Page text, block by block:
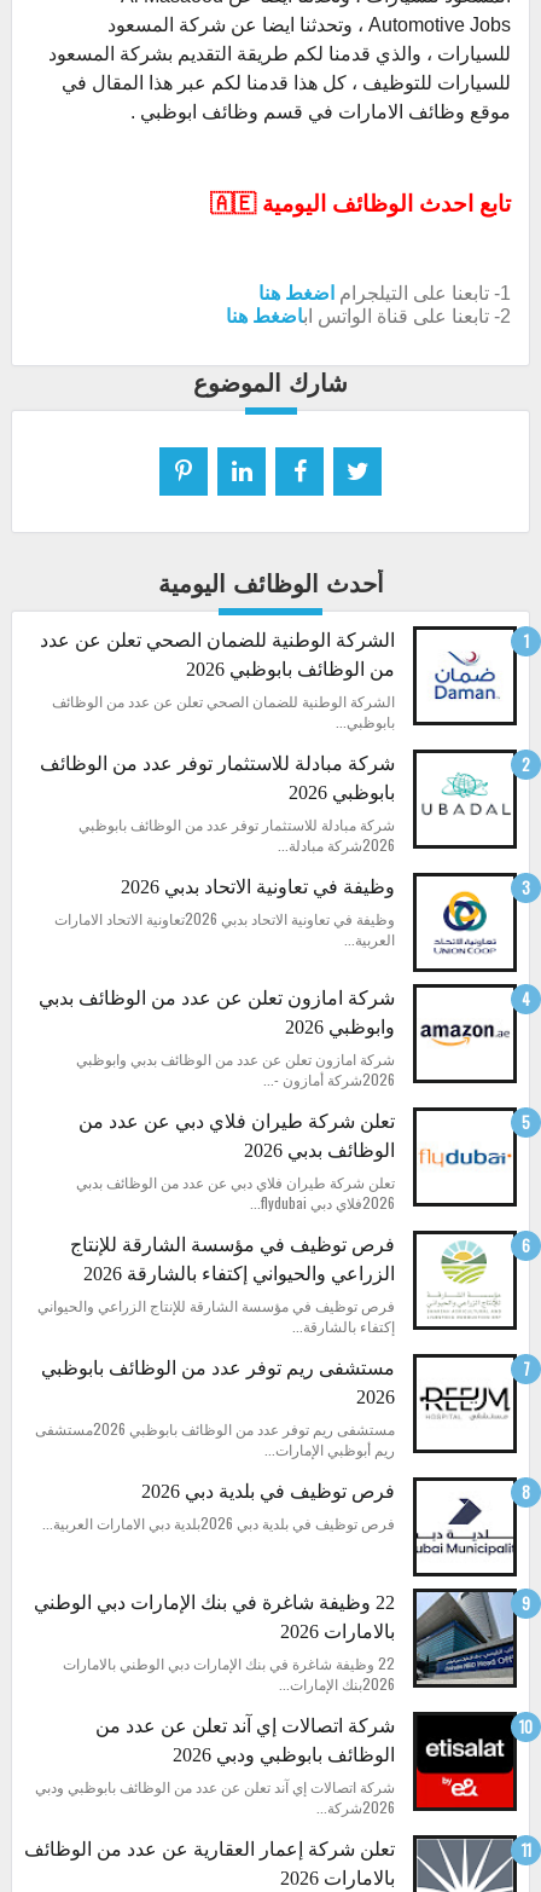
Automotive Jobs ، وتحدثنا ايضا عن شركة المسعود
للسيارات ، والذي قدمنا لكم طريقة التقديم بشركة المسعود
للسيارات للتوظيف ، كل هذا قدمنا لكم عبر هذا المقال في
موقع وظائف الامارات في قسم وظائف ابوظبي .
تابع احدث الوظائف اليومية 🇦🇪
1- تابعنا على التيلجرام
اضغط هنا
2- تابعنا على قناة الواتس اب
اضغط هنا
شارك الموضوع
أحدث الوظائف اليومية
الشركة الوطنية للضمان الصحي تعلن عن عدد
من الوظائف بابوظبي 2026
الشركة الوطنية للضمان الصحي تعلن عن عدد من الوظائف
بابوظبي...
شركة مبادلة للاستثمار توفر عدد من الوظائف
بابوظبي 2026
شركة مبادلة للاستثمار توفر عدد من الوظائف بابوظبي
2026شركة مبادلة...
وظيفة في تعاونية الاتحاد بدبي 2026
وظيفة في تعاونية الاتحاد بدبي 2026تعاونية الاتحاد الامارات
العربية...
شركة امازون تعلن عن عدد من الوظائف بدبي
وابوظبي 2026
شركة امازون تعلن عن عدد من الوظائف بدبي وابوظبي
2026شركة أمازون -...
تعلن شركة طيران فلاي دبي عن عدد من
الوظائف بدبي 2026
تعلن شركة طيران فلاي دبي عن عدد من الوظائف بدبي
2026فلاي دبي flydubai...
فرص توظيف في مؤسسة الشارقة للإنتاج
الزراعي والحيواني إكتفاء بالشارقة 2026
فرص توظيف في مؤسسة الشارقة للإنتاج الزراعي والحيواني
إكتفاء بالشارقة...
مستشفى ريم توفر عدد من الوظائف بابوظبي
2026
مستشفى ريم توفر عدد من الوظائف بابوظبي 2026مستشفى
ريم أبوظبي الإمارات...
فرص توظيف في بلدية دبي 2026
فرص توظيف في بلدية دبي 2026بلدية دبي الامارات العربية...
22 وظيفة شاغرة في بنك الإمارات دبي الوطني
بالامارات 2026
22 وظيفة شاغرة في بنك الإمارات دبي الوطني بالامارات
2026بنك الإمارات...
شركة اتصالات إي آند تعلن عن عدد من
الوظائف بابوظبي ودبي 2026
شركة اتصالات إي آند تعلن عن عدد من الوظائف بابوظبي ودبي
2026شركة...
تعلن شركة إعمار العقارية عن عدد من الوظائف
بالامارات 2026